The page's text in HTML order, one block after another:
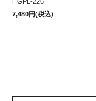
7,480円(税込)